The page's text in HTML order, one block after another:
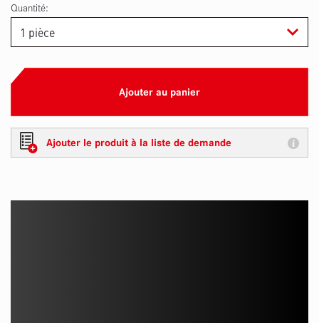
Quantité:
Ajouter au panier
Ajouter le produit à la liste de demande